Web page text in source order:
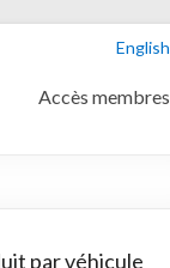
English
Accès membres
par véhicule